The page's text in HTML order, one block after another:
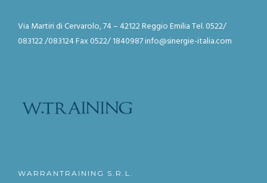
Via Martiri di Cervarolo, 74 – 42122 Reggio EmiliaTel. 0522/
083122 /083124Fax 0522/ 1840987info@sinergie-italia.com
WARRANTRAINING S.R.L.